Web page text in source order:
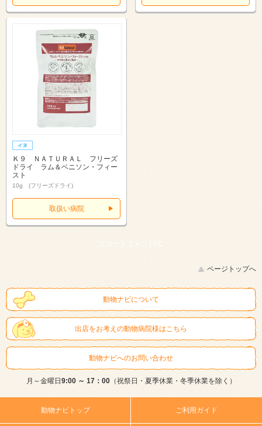
Ｋ９ ＮＡＴＵＲＡＬ フリーズ
ドライ ラム＆ベニソン・フィー
スト
10g (フリーズドライ)
取扱い病院
スマートフォン | PC
ページトップへ
動物ナビについて
出店をお考えの動物病院様はこちら
動物ナビへのお問い合わせ
月～金曜日9:00 ～ 17：00（祝祭日・夏季休業・冬季休業を除く）
動物ナビトップ ご利用ガイド